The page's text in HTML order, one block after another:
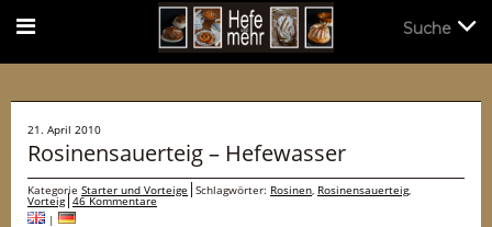
21. April 2010
Rosinensauerteig – Hefewasser
Kategorie Starter und Vorteige Schlagwörter: Rosinen, Rosinensauerteig,
Vorteig 46 Kommentare
|
Suche
Suche